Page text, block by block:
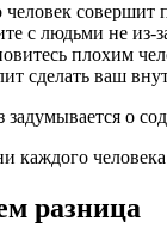
с людьми не
плохим
сделать ваш
о
каждого человека
разница